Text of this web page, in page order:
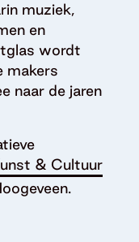
muziek,
en
wordt
makers
naar de jaren
& Cultuur